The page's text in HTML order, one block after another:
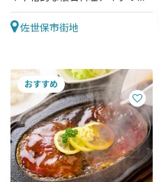
ンを、落ち着いた空間でゆっく
りと楽しめます。
佐世保市街地